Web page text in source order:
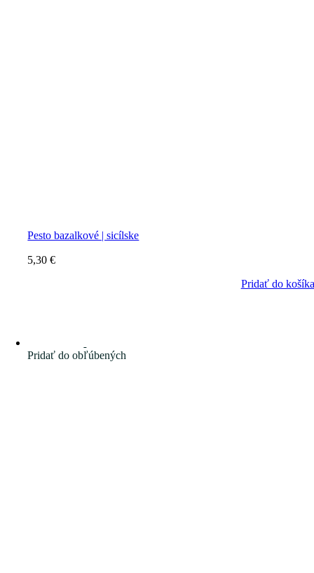
Pesto bazalkové | sicílske
5,30€
Pridať do košíka
Pridať do obľúbených